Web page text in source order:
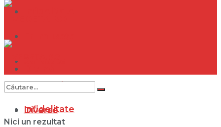
Internațional
Diverse
Infidelitate
Nici un rezultat